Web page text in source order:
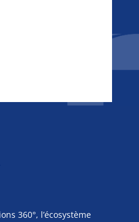
360°, l’écosystème